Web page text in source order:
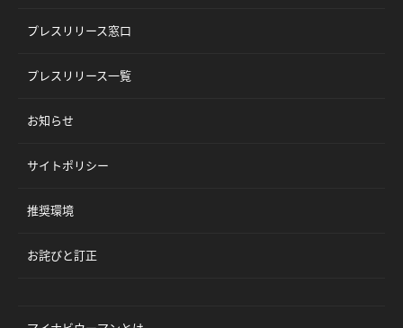
プレスリリース窓口
プレスリリース一覧
お知らせ
サイトポリシー
推奨環境
お詫びと訂正